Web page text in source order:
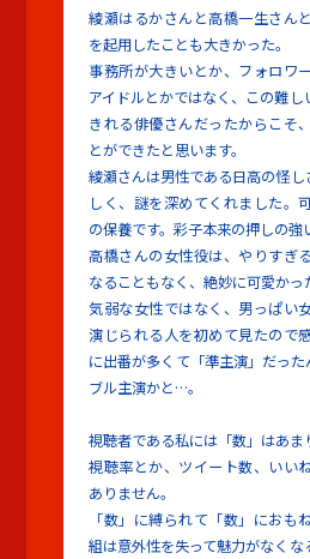
綾瀬はるかさんと高橋一生さん
を起用したことも大きかった。
事務所が大きいとか、フォロワ
アイドルとかではなく、この難
きれる俳優さんだったからこそ
とができたと思います。
綾瀬さんは男性である日高の怪
しく、謎を深めてくれました。
の保養です。彩子本来の押しの強
高橋さんの女性役は、やりすぎ
なることもなく、絶妙に可愛かっ
気弱な女性ではなく、男っぱい
演じられる人を初めて見たので
に出番が多くて「準主演」だっ
ブル主演かと…。
視聴者である私には「数」はあま
視聴率とか、ツイート数、いい
ありません。
「数」に縛られて「数」におも
組は意外性を失って魅力がなく